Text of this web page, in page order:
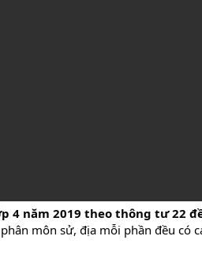
4 năm 2019 theo thông tư 22
môn sử, địa mỗi phần đều có